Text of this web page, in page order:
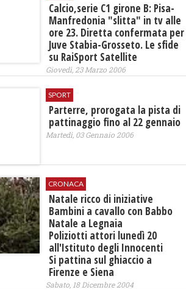
Calcio,serie C1 girone B: Pisa-
Manfredonia "slitta" in tv alle
ore 23. Diretta confermata per
Juve Stabia-Grosseto. Le sfide
su RaiSport Satellite
Giovedì, 23 Marzo 2006
SPORT
Parterre, prorogata la pista di
pattinaggio fino al 22 gennaio
Martedì, 03 Gennaio 2006
CRONACA
Natale ricco di iniziative
Bambini a cavallo con Babbo
Natale a Legnaia
Poliziotti attori lunedì 20
all'Istituto degli Innocenti
Si pattina sul ghiaccio a
Firenze e Siena
Sabato, 18 Dicembre 2004